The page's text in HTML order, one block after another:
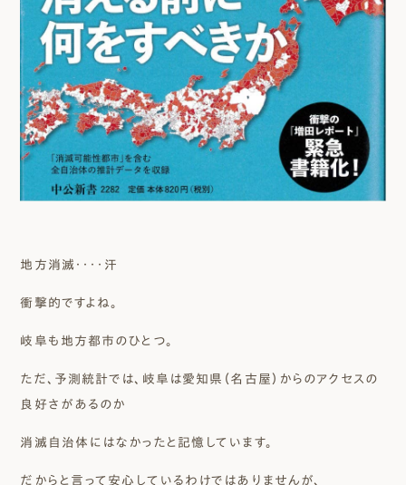
地方消滅・・・・汗
衝撃的ですよね。
岐阜も地方都市のひとつ。
ただ、予測統計では、岐阜は愛知県（名古屋）からのアクセスの
良好さがあるのか
消滅自治体にはなかったと記憶しています。
だからと言って安心しているわけではありませんが、